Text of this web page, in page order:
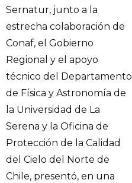
Sernatur, junto a la
estrecha colaboración de
Conaf, el Gobierno
Regional y el apoyo
técnico del Departamento
de Física y Astronomía de
la Universidad de La
Serena y la Oficina de
Protección de la Calidad
del Cielo del Norte de
Chile, presentó, en una